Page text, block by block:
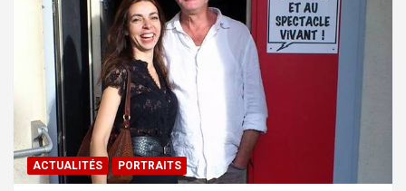
ACTUALITÉS PORTRAITS